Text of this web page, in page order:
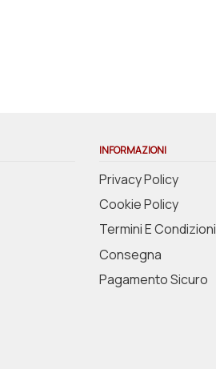
INFORMAZIONI
Privacy Policy
Cookie Policy
Termini E Condizioni
Consegna
Pagamento Sicuro